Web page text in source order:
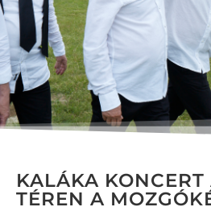
KALÁKA KONCERT
TÉREN A